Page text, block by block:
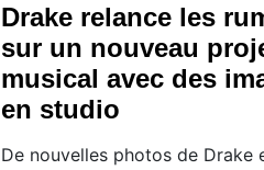
Drake relance les
sur un nouveau
musical avec des
en studio
De nouvelles photos de Drake